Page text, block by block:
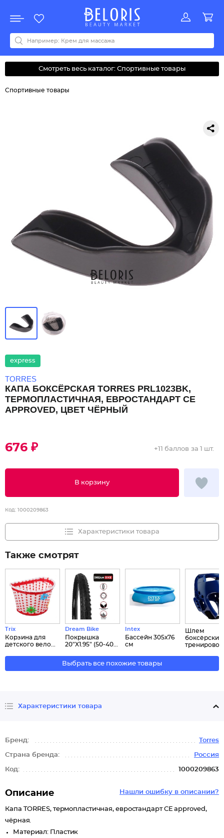
Акции
Все бренды
0-9ABCDEFGHIJKLMNOPQRSTUVWYZАБВДЗИМОКЛНПРСТУФ
Смотреть весь каталог: Спортивные товары
Спортивные товары
express
TORRES
КАПА БОКСЁРСКАЯ TORRES PRL1023BK,
ТЕРМОПЛАСТИЧНАЯ, ЕВРОСТАНДАРТ CE
APPROVED, ЦВЕТ ЧЁРНЫЙ
676 ₽
В корзину
+11 баллов за 1 шт.
Код: 1000209863
Характеристики товара
Также смотрят
Trix
Корзина для
детского вело...
Dream Bike
Покрышка
20"X1.95" (50-40...
Intex
Бассейн 305х76
см
Шлем
боксёрский
тренирово...
Выбрать все похожие товары
Характеристики товара
Бренд: Torres
Страна бренда: Россия
Код: 1000209863
Нашли ошибку в описании?
Описание
Капа TORRES, термопластичная, евростандарт CE approved,
чёрная.
Материал: Пластик